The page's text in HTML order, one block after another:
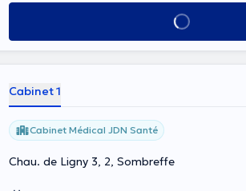
Voir tout
Cabinet 1
Cabinet Médical JDN Santé
Chau. de Ligny 3, 2, Sombreffe